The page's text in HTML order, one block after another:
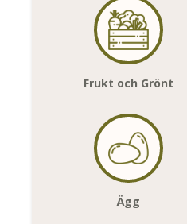
Frukt och Grönt
Ägg